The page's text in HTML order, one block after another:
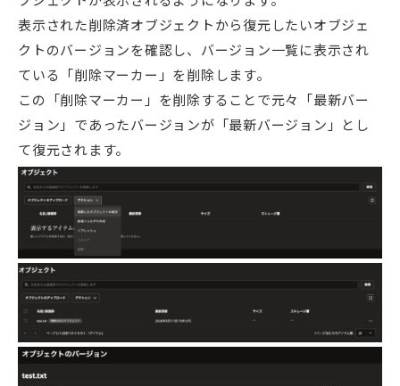
表示された削除済オブジェクトから復元したいオブジェ
クトのバージョンを確認し、バージョン一覧に表示され
ている「削除マーカー」を削除します。
この「削除マーカー」を削除することで元々「最新バー
ジョン」であったバージョンが「最新バージョン」とし
て復元されます。